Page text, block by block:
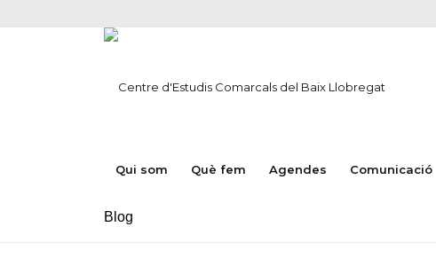
Qui som Què fem Agendes Comunicació
Blog